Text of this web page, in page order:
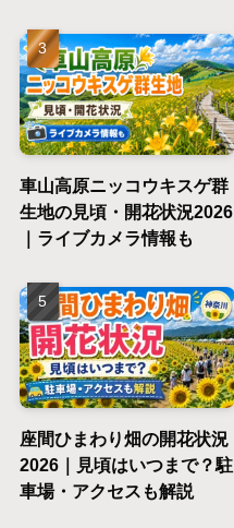
車山高原ニッコウキスゲ群
生地の見頃・開花状況2026
｜ライブカメラ情報も
座間ひまわり畑の開花状況
2026｜見頃はいつまで？駐
車場・アクセスも解説